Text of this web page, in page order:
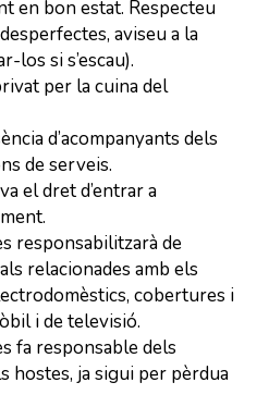
en bon estat. Respecteu
aviseu a la
los si s’escau).
per la cuina del
d’acompanyants dels
de serveis.
el dret d’entrar a
responsabilitzarà de
relacionades amb els
cobertures i
i de televisió.
fa responsable dels
hostes, ja sigui per pèrdua